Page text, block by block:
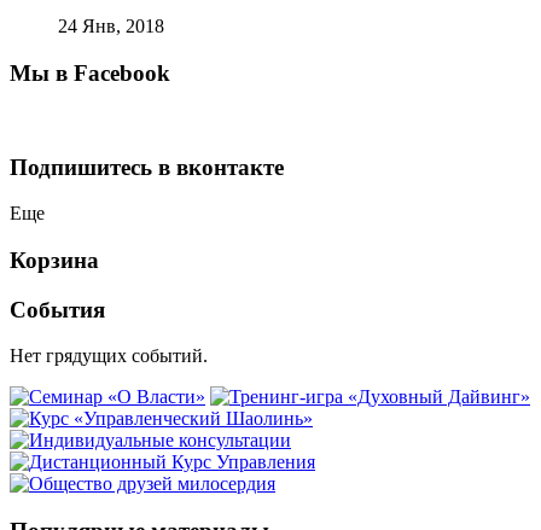
24 Янв, 2018
Мы в Facebook
Подпишитесь в вконтакте
Еще
Корзина
События
Нет грядущих событий.